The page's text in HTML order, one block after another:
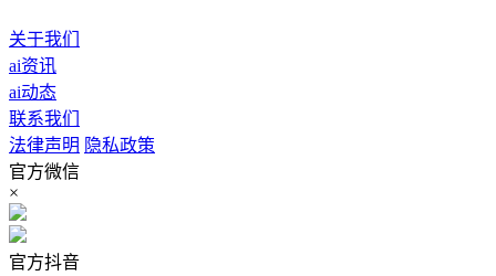
关于我们
ai资讯
ai动态
联系我们
法律声明 隐私政策
官方微信
×
官方抖音